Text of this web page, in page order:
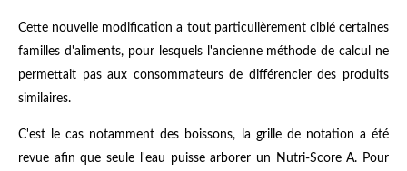
Cette nouvelle modification a tout particulièrement ciblé certaines
familles d'aliments, pour lesquels l'ancienne méthode de calcul ne
permettait pas aux consommateurs de différencier des produits
similaires.
C'est le cas notamment des boissons, la grille de notation a été
revue afin que seule l'eau puisse arborer un Nutri-Score A. Pour